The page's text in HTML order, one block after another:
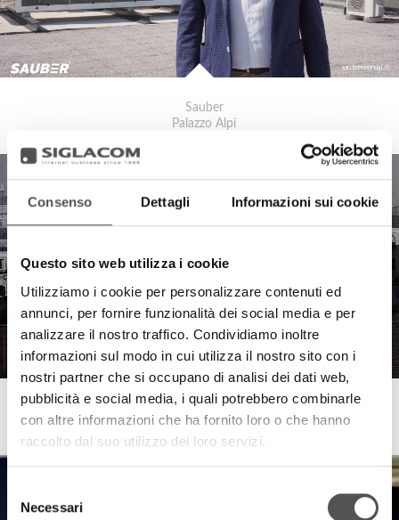
Consenso Dettagli Informazioni sui cookie
Questo sito web utilizza i cookie
Utilizziamo i cookie per personalizzare contenuti ed
annunci, per fornire funzionalità dei social media e per
analizzare il nostro traffico. Condividiamo inoltre
informazioni sul modo in cui utilizza il nostro sito con i
nostri partner che si occupano di analisi dei dati web,
pubblicità e social media, i quali potrebbero combinarle
con altre informazioni che ha fornito loro o che hanno
raccolto dal suo utilizzo dei loro servizi.
delNecessari
Sauber
Palazzo Alpi
Sauber
Centro Polispecialistico Armonia